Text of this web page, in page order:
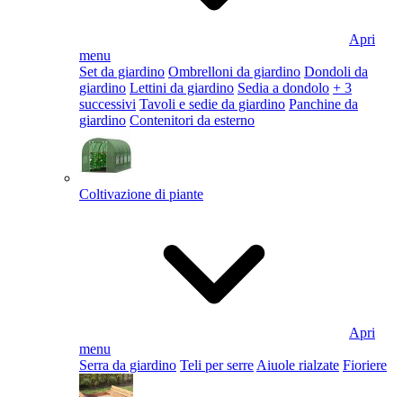
Apri
menu
Set da giardino Ombrelloni da giardino Dondoli da
giardino Lettini da giardino Sedia a dondolo + 3
successivi Tavoli e sedie da giardino Panchine da
giardino Contenitori da esterno
Coltivazione di piante
Apri
menu
Serra da giardino Teli per serre Aiuole rialzate Fioriere